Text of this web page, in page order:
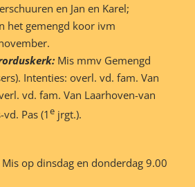
en Jan en Karel;
het gemengd koor ivm
Mis mmv Gemengd
Intenties: overl. vd. fam. Van
vd. fam. Van Laarhoven-van
Pas (1e jrgt.).
Mis op dinsdag en donderdag 9.00